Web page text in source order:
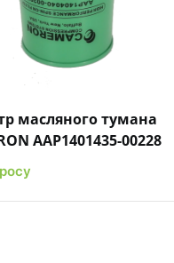
Быстрый просмотрДобавить к сравнениюДобавить в избранное
масляного тумана
AAP1401435-00228